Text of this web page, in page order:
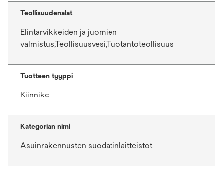
Teollisuudenalat
Elintarvikkeiden ja juomien
valmistus,Teollisuusvesi,Tuotantoteollisuus
Tuotteen tyyppi
Kiinnike
Kategorian nimi
Asuinrakennusten suodatinlaitteistot